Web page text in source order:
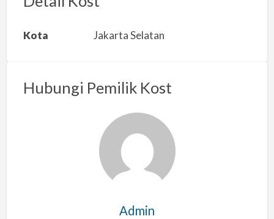
a
s
Kota Jakarta Selatan
Hubungi Pemilik Kost
Admin